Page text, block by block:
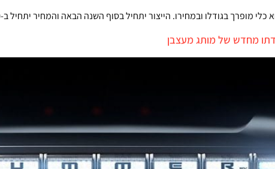
בגודלו ובמחירו. הייצור יתחיל בסוף השנה הבאה והמחיר יתחיל ב-112,600 דולר לפני מיסים
מחדש של מותג מעצבן